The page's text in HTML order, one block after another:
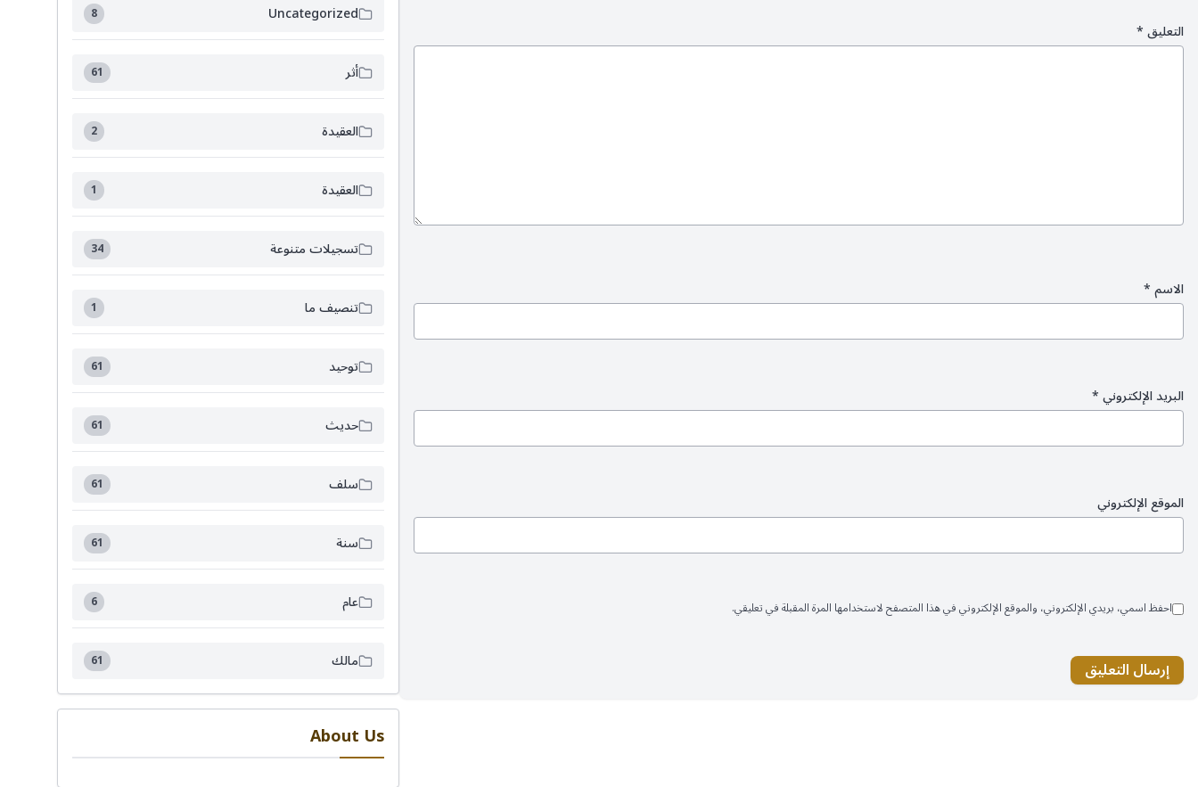
التعليق*
الاسم*
البريد الإلكتروني*
الموقع الإلكتروني
احفظ اسمي، بريدي الإلكتروني، والموقع الإلكتروني في هذا المتصفح لاستخدامها المرة المقبلة في تعليقي.
Uncategorized
8
أثر 61
العقيدة 2
العقيدة 1
تسجيلات متنوعة 34
تنصيف ما 1
توحيد 61
حديث 61
سلف 61
سنة 61
عام 6
مالك 61
About Us